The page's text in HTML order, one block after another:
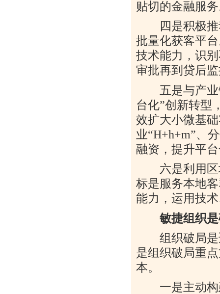
贴切的金融服
四是积极推
批量化获客平
技术能力，识
审批再到贷后
五是与产业
台化”创新转型
效扩大小微基
业“H+h+m”、
融资，提升平
六是利用区
标是服务本地
能力，运用技
敏捷组织
组织破局是
是组织破局重
本。
一是主动构